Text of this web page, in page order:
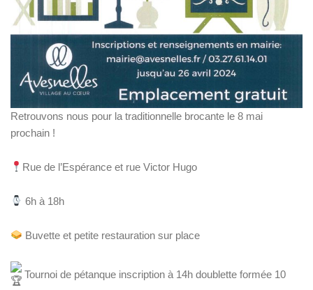
Retrouvons nous pour la traditionnelle brocante le 8 mai
prochain !
Rue de l’Espérance et rue Victor Hugo
6h à 18h
Buvette et petite restauration sur place
Tournoi de pétanque inscription à 14h doublette formée 10